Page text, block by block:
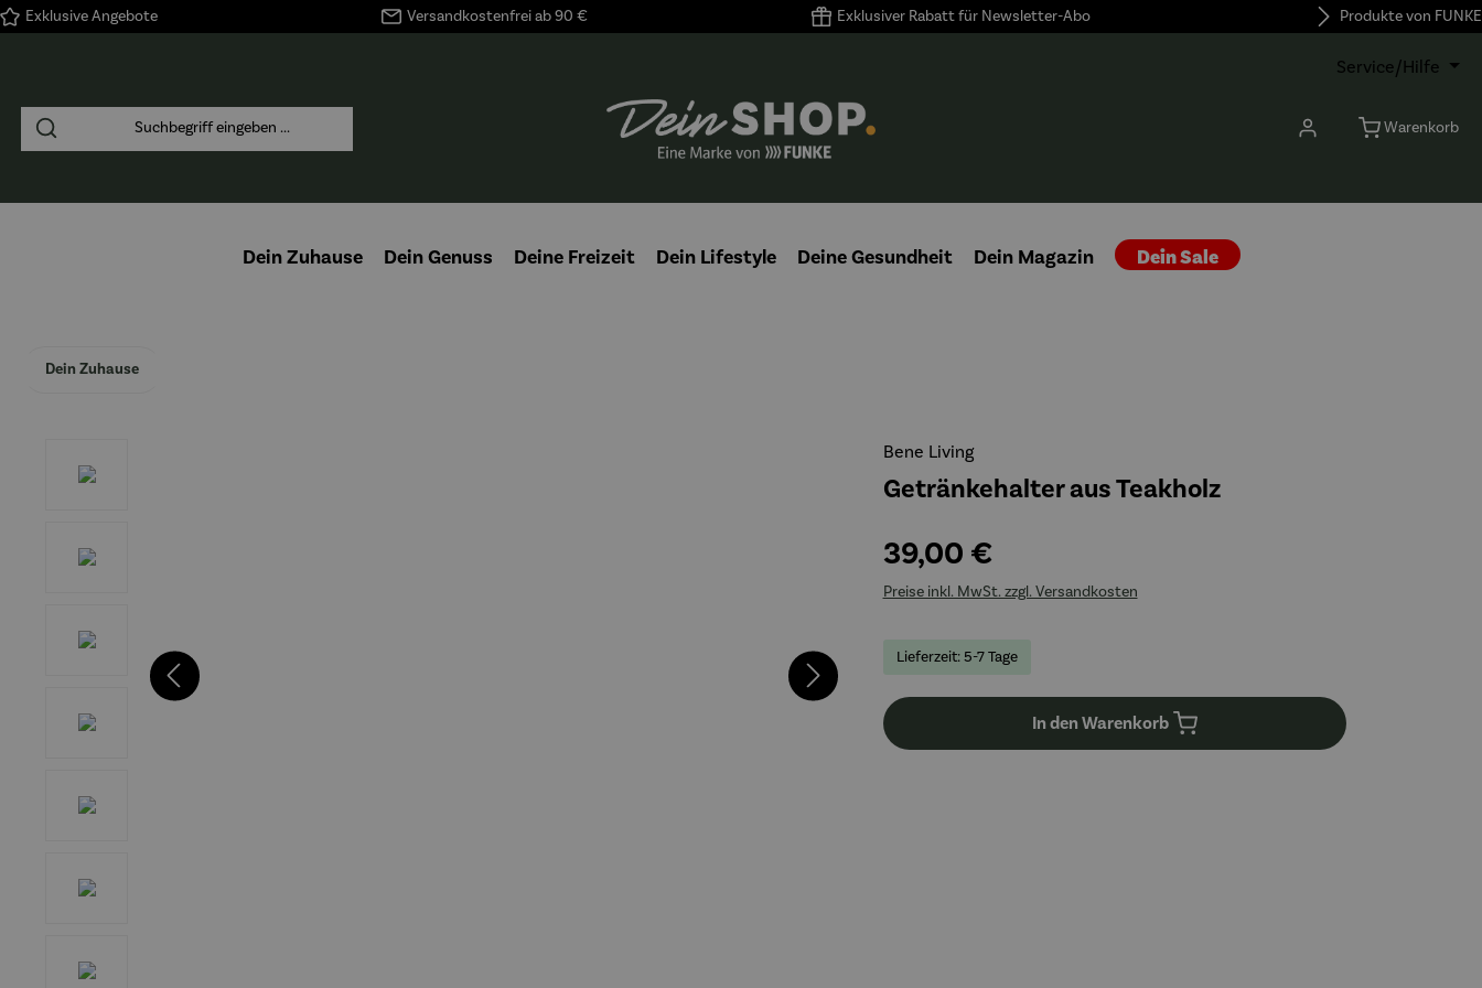
Zur Hauptnavigation springen
Exklusive Angebote Versandkostenfrei ab 90 € Exklusiver Rabatt für Newsletter-Abo Produkte von FUNKE
Service/Hilfe
Warenkorb
Dein Zuhause Dein Genuss Deine Freizeit Dein Lifestyle Deine Gesundheit Dein Magazin Dein Sale
Dein Zuhause
Bene Living
Getränkehalter aus Teakholz
39,00 €
Preise inkl. MwSt. zzgl. Versandkosten
Lieferzeit: 5-7 Tage
In den Warenkorb